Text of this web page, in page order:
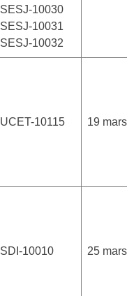
SESJ-10030
SESJ-10031
SESJ-10032
UCET-10115 19 mars
SDI-10010 25 mars